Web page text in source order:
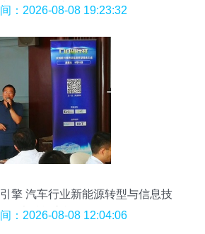
划的信息技术咨询
：2026-08-08 19:23:32
擎 汽车行业新能源转型与信息技
术赋能之旅
：2026-08-08 12:04:06